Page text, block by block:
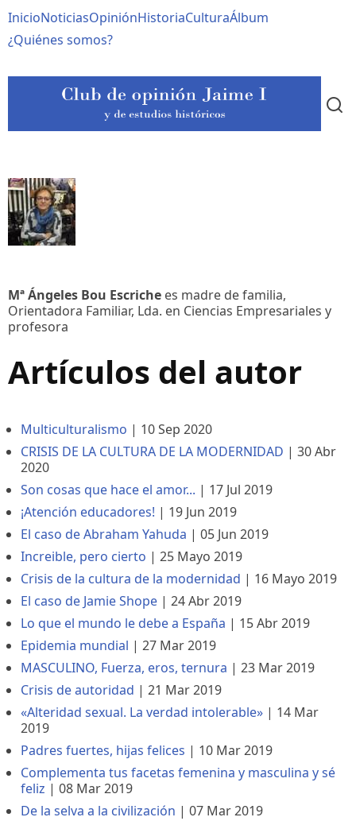
al
contenido
Navegación
principal
InicioNoticiasOpiniónHistoriaCulturaÁlbum
¿Quiénes somos?
Mª Ángeles Bou Escriche es madre de familia,
Orientadora Familiar, Lda. en Ciencias Empresariales y
profesora
Artículos del autor
Multiculturalismo | 10 Sep 2020
CRISIS DE LA CULTURA DE LA MODERNIDAD | 30 Abr
2020
Son cosas que hace el amor... | 17 Jul 2019
¡Atención educadores! | 19 Jun 2019
El caso de Abraham Yahuda | 05 Jun 2019
Increible, pero cierto | 25 Mayo 2019
Crisis de la cultura de la modernidad | 16 Mayo 2019
El caso de Jamie Shope | 24 Abr 2019
Lo que el mundo le debe a España | 15 Abr 2019
Epidemia mundial | 27 Mar 2019
MASCULINO, Fuerza, eros, ternura | 23 Mar 2019
Crisis de autoridad | 21 Mar 2019
«Alteridad sexual. La verdad intolerable» | 14 Mar
2019
Padres fuertes, hijas felices | 10 Mar 2019
Complementa tus facetas femenina y masculina y sé
feliz | 08 Mar 2019
De la selva a la civilización | 07 Mar 2019